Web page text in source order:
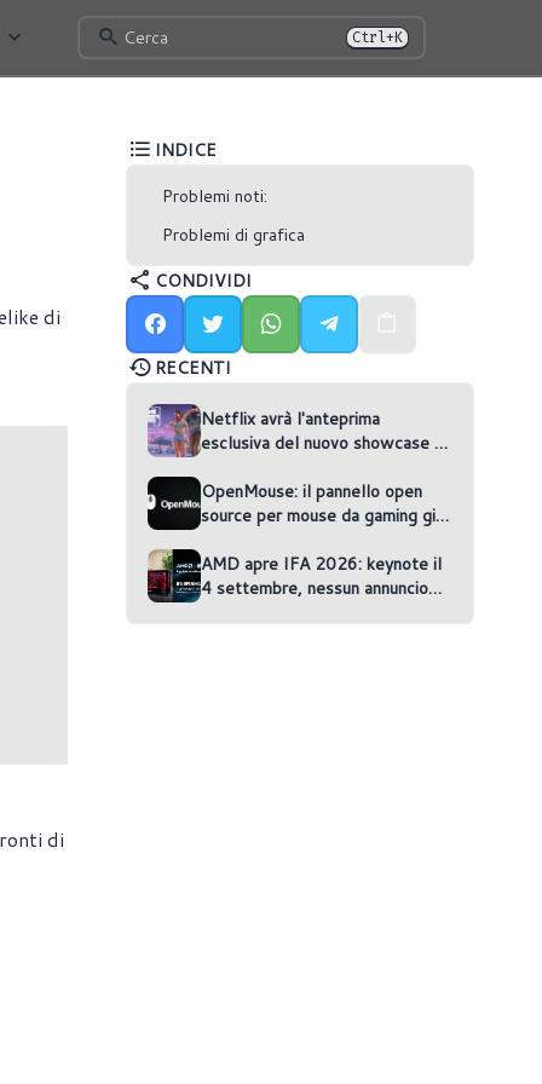
Cerca Ctrl+K
di
di
INDICE
Problemi noti:
Problemi di grafica
CONDIVIDI
RECENTI
Netflix avrà l'anteprima
esclusiva del nuovo showcase di
OpenMouse: il pannello open
source per mouse da gaming gira
AMD apre IFA 2026: keynote il
4 settembre, nessun annuncio